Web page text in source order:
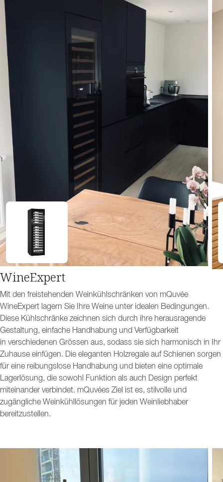
WineExpert
Mit den freistehenden Weinkühlschränken von mQuvée
WineExpert lagern Sie Ihre Weine unter idealen Bedingungen.
Diese Kühlschränke zeichnen sich durch ihre herausragende
Gestaltung, einfache Handhabung und Verfügbarkeit
in verschiedenen Grössen aus, sodass sie sich harmonisch in Ihr
Zuhause einfügen. Die eleganten Holzregale auf Schienen sorgen
für eine reibungslose Handhabung und bieten eine optimale
Lagerlösung, die sowohl Funktion als auch Design perfekt
miteinander verbindet. mQuvées Ziel ist es, stilvolle und
zugängliche Weinkühllösungen für jeden Weinliebhaber
bereitzustellen.